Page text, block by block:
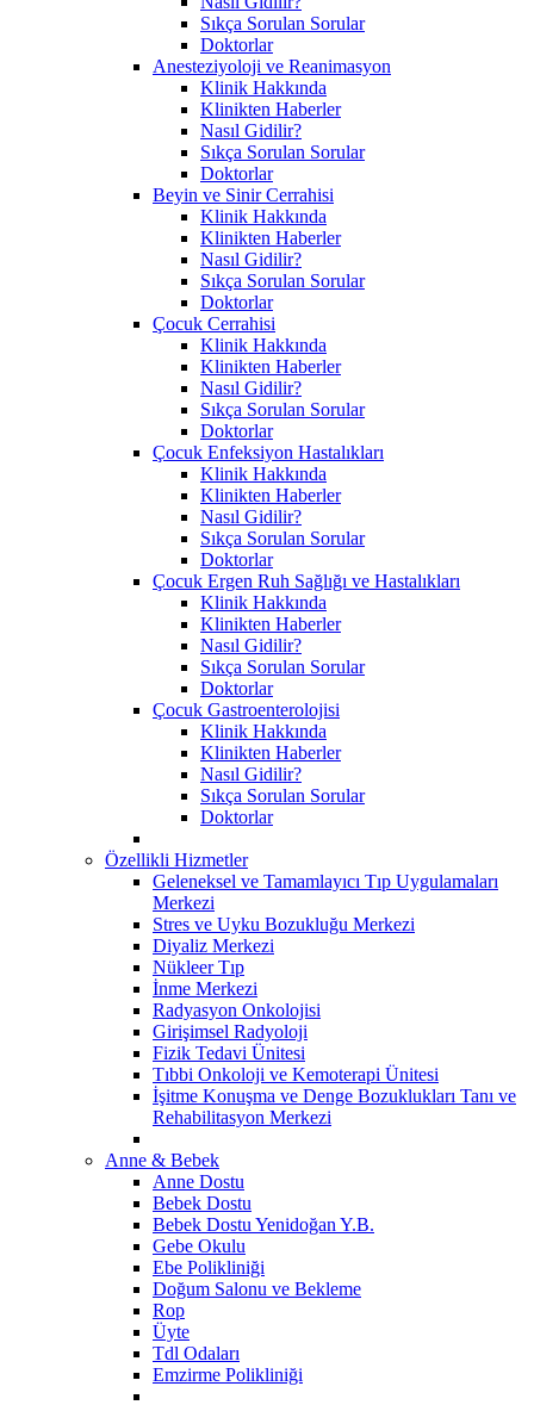
Sıkça Sorulan Sorular
Doktorlar
Anesteziyoloji ve Reanimasyon
Klinik Hakkında
Klinikten Haberler
Nasıl Gidilir?
Sıkça Sorulan Sorular
Doktorlar
Beyin ve Sinir Cerrahisi
Klinik Hakkında
Klinikten Haberler
Nasıl Gidilir?
Sıkça Sorulan Sorular
Doktorlar
Çocuk Cerrahisi
Klinik Hakkında
Klinikten Haberler
Nasıl Gidilir?
Sıkça Sorulan Sorular
Doktorlar
Çocuk Enfeksiyon Hastalıkları
Klinik Hakkında
Klinikten Haberler
Nasıl Gidilir?
Sıkça Sorulan Sorular
Doktorlar
Çocuk Ergen Ruh Sağlığı ve Hastalıkları
Klinik Hakkında
Klinikten Haberler
Nasıl Gidilir?
Sıkça Sorulan Sorular
Doktorlar
Çocuk Gastroenterolojisi
Klinik Hakkında
Klinikten Haberler
Nasıl Gidilir?
Sıkça Sorulan Sorular
Doktorlar
Özellikli Hizmetler
Geleneksel ve Tamamlayıcı Tıp Uygulamaları
Merkezi
Stres ve Uyku Bozukluğu Merkezi
Diyaliz Merkezi
Nükleer Tıp
İnme Merkezi
Radyasyon Onkolojisi
Girişimsel Radyoloji
Fizik Tedavi Ünitesi
Tıbbi Onkoloji ve Kemoterapi Ünitesi
İşitme Konuşma ve Denge Bozuklukları Tanı ve
Rehabilitasyon Merkezi
Anne & Bebek
Anne Dostu
Bebek Dostu
Bebek Dostu Yenidoğan Y.B.
Gebe Okulu
Ebe Polikliniği
Doğum Salonu ve Bekleme
Rop
Üyte
Tdl Odaları
Emzirme Polikliniği